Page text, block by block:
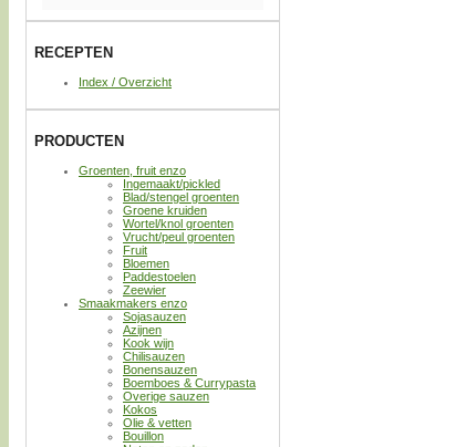
RECEPTEN
Index / Overzicht
PRODUCTEN
Groenten, fruit enzo
Ingemaakt/pickled
Blad/stengel groenten
Groene kruiden
Wortel/knol groenten
Vrucht/peul groenten
Fruit
Bloemen
Paddestoelen
Zeewier
Smaakmakers enzo
Sojasauzen
Azijnen
Kook wijn
Chilisauzen
Bonensauzen
Boemboes & Currypasta
Overige sauzen
Kokos
Olie & vetten
Bouillon